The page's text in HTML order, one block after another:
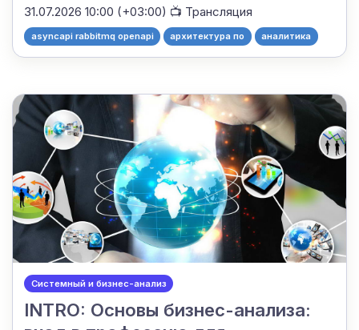
31.07.2026 10:00 (+03:00) 📺 Трансляция
asyncapi rabbitmq openapi архитектура по аналитика
Системный и бизнес-анализ
INTRO: Основы бизнес-анализа: